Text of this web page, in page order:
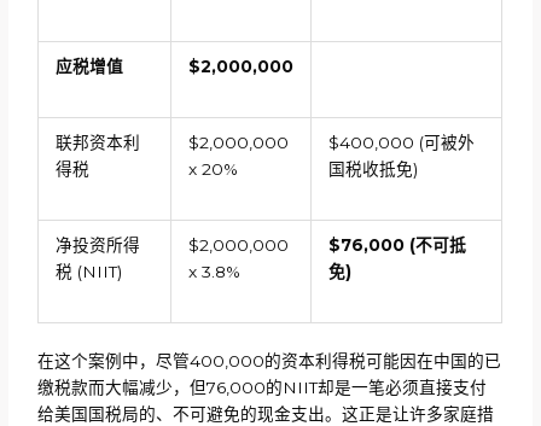
应税增值 $2,000,000
联邦资本利
得税
$2,000,000
x 20%
$400,000 (可被外
国税收抵免)
净投资所得
税 (NIIT)
$2,000,000
x 3.8%
$76,000 (不可抵
免)
在这个案例中，尽管400,000的资本利得税可能因在中国的已
缴税款而大幅减少，但76,000的NIIT却是一笔必须直接支付
给美国国税局的、不可避免的现金支出。这正是让许多家庭措